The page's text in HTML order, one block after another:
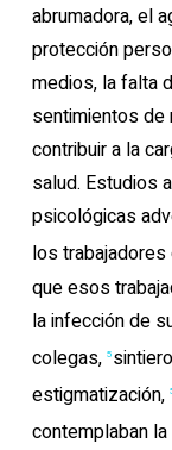
abrumadora, el
protección
medios, la falta
sentimientos de
contribuir a la
salud. Estudios
psicológicas
los trabajadores
que esos
la infección de
colegas, 5
estigmatización,
contemplaban